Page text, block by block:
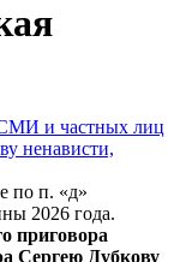
и частных лиц
ненависти,
по п. «д»
2026 года.
приговора
Сергею Дубкову